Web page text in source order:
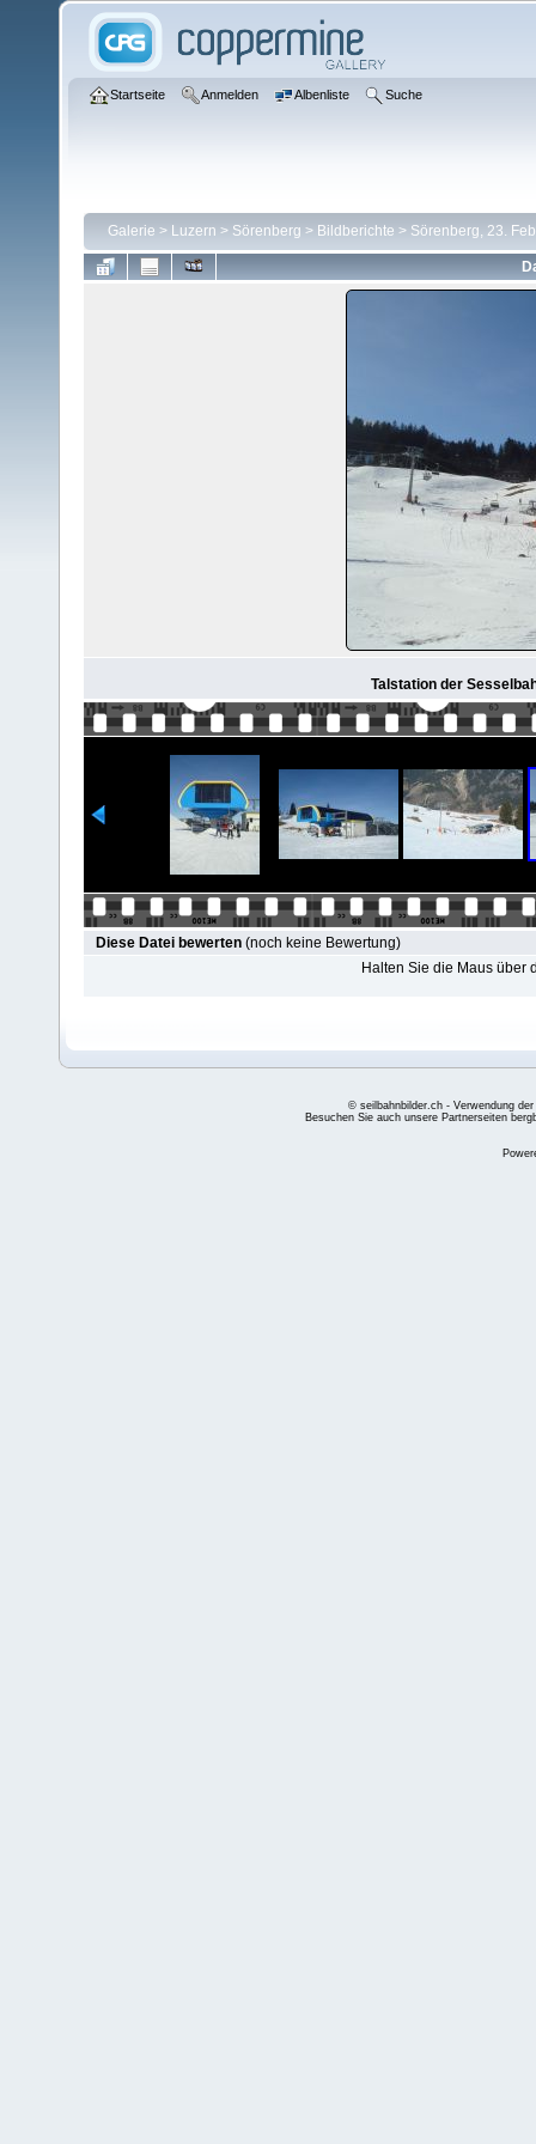
Startseite Anmelden Albenliste Suche
Galerie > Luzern > Sörenberg > Bildberichte > Sörenberg, 23.
Talstation der
Diese Datei bewerten (noch keine Bewertung)
Halten Sie die Maus über
© seilbahnbilder.ch - Verwendung
Besuchen Sie auch unsere Partnerseiten